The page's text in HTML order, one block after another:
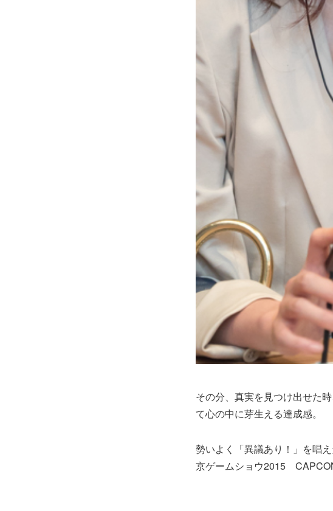
その分、真実を見つけ出せた
て心の中に芽生える達成感。
勢いよく「異議あり！」を唱
京ゲームショウ2015